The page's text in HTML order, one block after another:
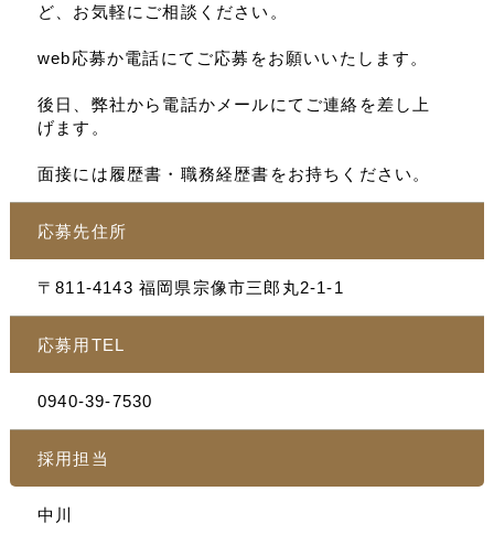
ど、お気軽にご相談ください。
web応募か電話にてご応募をお願いいたします。
後日、弊社から電話かメールにてご連絡を差し上
げます。
面接には履歴書・職務経歴書をお持ちください。
応募先住所
〒811-4143 福岡県宗像市三郎丸2-1-1
応募用TEL
0940-39-7530
採用担当
中川